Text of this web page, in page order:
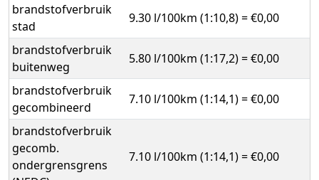
brandstofverbruik
stad
9.30 l/100km (1:10,8) = €0,00
brandstofverbruik
buitenweg
5.80 l/100km (1:17,2) = €0,00
brandstofverbruik
gecombineerd
7.10 l/100km (1:14,1) = €0,00
brandstofverbruik
gecomb.
ondergrensgrens
7.10 l/100km (1:14,1) = €0,00